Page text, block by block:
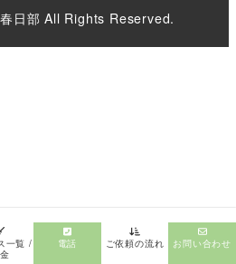
日部 All Rights Reserved.
一覧 /
電話 ご依頼の流れ お問い合わせ